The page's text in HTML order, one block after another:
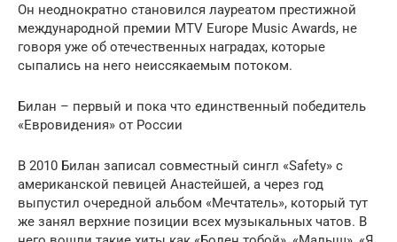
Он неоднократно становился лауреатом престижной
международной премии MTV Europe Music Awards, не
говоря уже об отечественных наградах, которые
сыпались на него неиссякаемым потоком.
Билан – первый и пока что единственный победитель
«Евровидения» от России
В 2010 Билан записал совместный сингл «Safety» с
американской певицей Анастейшей, а через год
выпустил очередной альбом «Мечтатель», который тут
же занял верхние позиции всех музыкальных чатов. В